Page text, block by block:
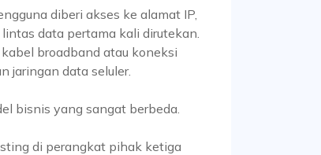
diberi akses ke alamat IP,
data pertama kali dirutekan.
broadband atau koneksi
jaringan data seluler.
bisnis yang sangat berbeda.
di perangkat pihak ketiga